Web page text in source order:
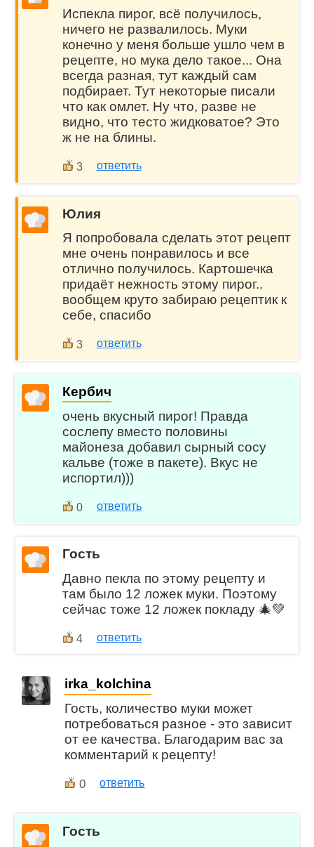
Испекла пирог, всё получилось,
ничего не развалилось. Муки
конечно у меня больше ушло чем в
рецепте, но мука дело такое... Она
всегда разная, тут каждый сам
подбирает. Тут некоторые писали
что как омлет. Ну что, разве не
видно, что тесто жидковатое? Это
ж не на блины.
3 ответить
Юлия
Я попробовала сделать этот рецепт
мне очень понравилось и все
отлично получилось. Картошечка
придаёт нежность этому пирог..
вообщем круто забираю рецептик к
себе, спасибо
3 ответить
Кербич
очень вкусный пирог! Правда
сослепу вместо половины
майонеза добавил сырный сосу
кальве (тоже в пакете). Вкус не
испортил)))
0 ответить
Гость
Давно пекла по этому рецепту и
там было 12 ложек муки. Поэтому
сейчас тоже 12 ложек покладу 🎄💚
4 ответить
irka_kolchina
Гость, количество муки может
потребоваться разное - это зависит
от ее качества. Благодарим вас за
комментарий к рецепту!
0 ответить
Гость